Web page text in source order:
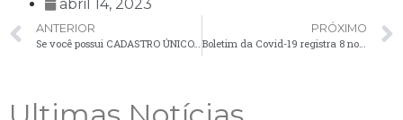
abril 14, 2023
ANTERIOR
Se você possui CADASTRO ÚNICO, fique atento(a):
PRÓXIMO
Boletim da Covid-19 registra 8 novos casos em Palmeira na última semana